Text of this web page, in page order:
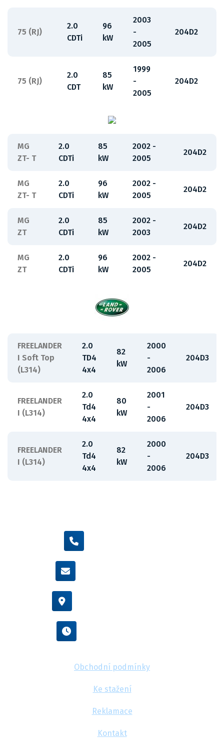
75 (RJ)
2.0
CDTi
96
kW
2003
-
2005
204D2
75 (RJ)
2.0
CDT
85
kW
1999
-
2005
204D2
MG
ZT- T
2.0
CDTi
85
kW
2002 -
2005
204D2
MG
ZT- T
2.0
CDTi
96
kW
2002 -
2005
204D2
MG
ZT
2.0
CDTi
85
kW
2002 -
2003
204D2
MG
ZT
2.0
CDTi
96
kW
2002 -
2005
204D2
FREELANDER
I Soft Top
(L314)
2.0
TD4
4x4
82
kW
2000
-
2006
204D3
FREELANDER
I (L314)
2.0
Td4
4x4
80
kW
2001
-
2006
204D3
FREELANDER
I (L314)
2.0
Td4
4x4
82
kW
2000
-
2006
204D3
Obchodní podmínky
Ke stažení
Reklamace
Kontakt